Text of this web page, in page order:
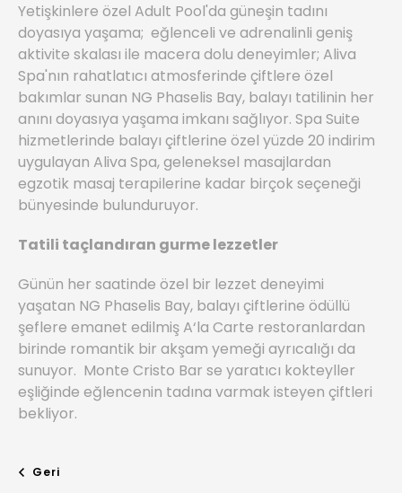
Yetişkinlere özel Adult Pool'da güneşin tadını
doyasıya yaşama; eğlenceli ve adrenalinli geniş
aktivite skalası ile macera dolu deneyimler; Aliva
Spa'nın rahatlatıcı atmosferinde çiftlere özel
bakımlar sunan NG Phaselis Bay, balayı tatilinin her
anını doyasıya yaşama imkanı sağlıyor. Spa Suite
hizmetlerinde balayı çiftlerine özel yüzde 20 indirim
uygulayan Aliva Spa, geleneksel masajlardan
egzotik masaj terapilerine kadar birçok seçeneği
bünyesinde bulunduruyor.
Tatili taçlandıran gurme lezzetler
Günün her saatinde özel bir lezzet deneyimi
yaşatan NG Phaselis Bay, balayı çiftlerine ödüllü
şeflere emanet edilmiş A‘la Carte restoranlardan
birinde romantik bir akşam yemeği ayrıcalığı da
sunuyor. Monte Cristo Bar se yaratıcı kokteyller
eşliğinde eğlencenin tadına varmak isteyen çiftleri
bekliyor.
Geri